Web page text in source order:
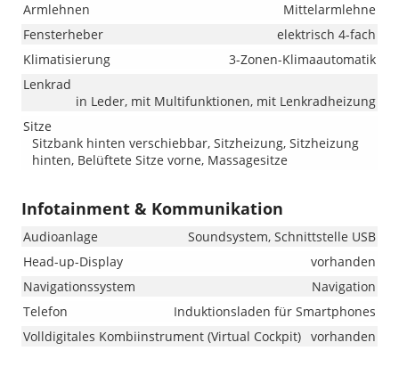
Armlehnen
Mittelarmlehne
Fensterheber
elektrisch 4-fach
Klimatisierung
3-Zonen-Klimaautomatik
Lenkrad
in Leder, mit Multifunktionen, mit Lenkradheizung
Sitze
Sitzbank hinten verschiebbar, Sitzheizung, Sitzheizung
hinten, Belüftete Sitze vorne, Massagesitze
Infotainment & Kommunikation
Audioanlage
Soundsystem, Schnittstelle USB
Head-up-Display
vorhanden
Navigationssystem
Navigation
Telefon
Induktionsladen für Smartphones
Volldigitales Kombiinstrument (Virtual Cockpit) vorhanden